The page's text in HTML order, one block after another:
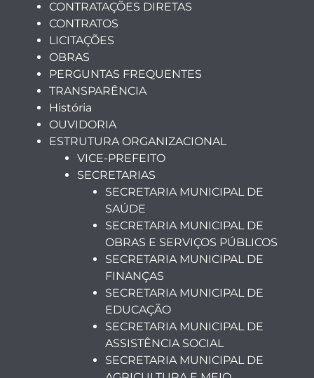
CONTRATAÇÕES DIRETAS
CONTRATOS
LICITAÇÕES
OBRAS
PERGUNTAS FREQUENTES
TRANSPARÊNCIA
História
OUVIDORIA
ESTRUTURA ORGANIZACIONAL
VICE-PREFEITO
SECRETARIAS
SECRETARIA MUNICIPAL DE
SAÚDE
SECRETARIA MUNICIPAL DE
OBRAS E SERVIÇOS PÚBLICOS
SECRETARIA MUNICIPAL DE
FINANÇAS
SECRETARIA MUNICIPAL DE
EDUCAÇÃO
SECRETARIA MUNICIPAL DE
ASSISTÊNCIA SOCIAL
SECRETARIA MUNICIPAL DE